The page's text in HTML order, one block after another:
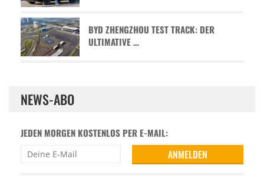
BYD ZHENGZHOU TEST TRACK: DER
ULTIMATIVE …
NEWS-ABO
JEDEN MORGEN KOSTENLOS PER E-MAIL: